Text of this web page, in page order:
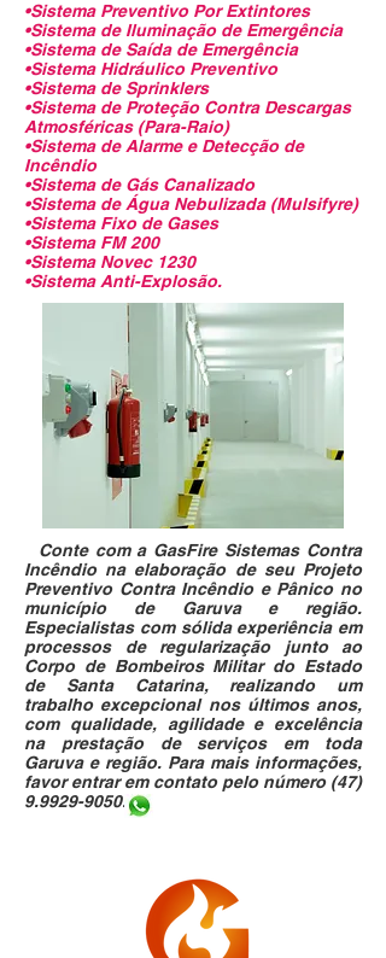
•Sistema Preventivo Por Extintores
•Sistema de Iluminação de Emergência
•Sistema de Saída de Emergência
•Sistema Hidráulico Preventivo
•Sistema de Sprinklers
•Sistema de Proteção Contra Descargas
Atmosféricas (Para-Raio)
•Sistema de Alarme e Detecção de
Incêndio
•Sistema de Gás Canalizado
•Sistema de Água Nebulizada (Mulsifyre)
•Sistema Fixo de Gases
•Sistema FM 200
•Sistema Novec 1230
•Sistema Anti-Explosão.
Conte com a GasFire Sistemas Contra
Incêndio na elaboração de seu Projeto
Preventivo Contra Incêndio e Pânico no
município de Garuva e região.
Especialistas com sólida experiência em
processos de regularização junto ao
Corpo de Bombeiros Militar do Estado
de Santa Catarina, realizando um
trabalho excepcional nos últimos anos,
com qualidade, agilidade e excelência
na prestação de serviços em toda
Garuva e região. Para mais informações,
favor entrar em contato pelo número (47)
9.9929-9050.